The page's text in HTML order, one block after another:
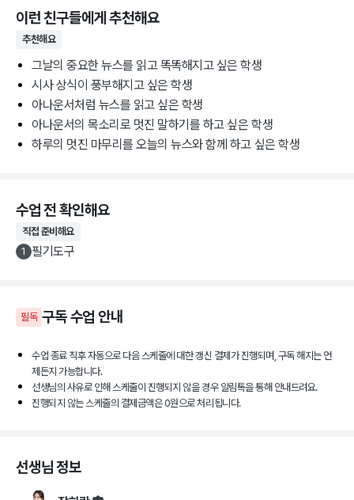
이런 친구들에게 추천해요
추천해요
그날의 중요한 뉴스를 읽고 똑똑해지고 싶은 학생
시사 상식이 풍부해지고 싶은 학생
아나운서처럼 뉴스를 읽고 싶은 학생
아나운서의 목소리로 멋진 말하기를 하고 싶은 학생
하루의 멋진 마무리를 오늘의 뉴스와 함께 하고 싶은 학생
수업 전 확인해요
직접 준비해요
1
필기도구
필독 구독수업 안내
수업 종료 직후 자동으로 다음 스케줄에 대한 갱신 결제가 진행되며, 구독 해지는 언
제든지 가능합니다.
선생님의 사유로 인해 스케줄이 진행되지 않을 경우 알림톡을 통해 안내드려요.
진행되지 않는 스케줄의 결제금액은 0원으로 처리됩니다.
선생님 정보